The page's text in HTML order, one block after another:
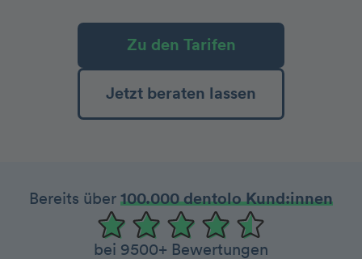
Zu den Tarifen
Jetzt beraten lassen
Bereits über 100.000 dentolo Kund:innen
bei 9500+ Bewertungen